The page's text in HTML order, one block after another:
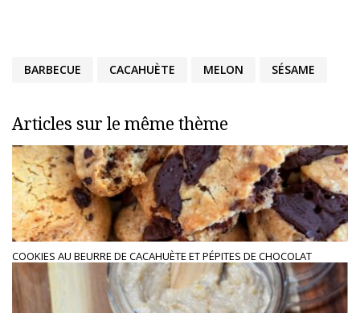
BARBECUE CACAHUÈTE MELON SÉSAME
Articles sur le même thème
COOKIES AU BEURRE DE CACAHUÈTE ET PÉPITES DE CHOCOLAT